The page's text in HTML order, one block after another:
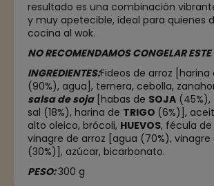
resultado es una combinación
y muy apetecible, ideal para quienes
cocina al wok.
NO RECOMENDAMOS CONGELAR ESTE
INGREDIENTES:Fideos de arroz [harina
(90%), agua], ternera, cebolla,
salsa de soja[habas de SOJA (45%),
sal (18%), harina de TRIGO (6%)],
alto oleico, brócoli, HUEVOS, fécula
vinagre de arroz [agua (70%), vinagre
(30%)], azúcar, bicarbonato.
PESO:300 g